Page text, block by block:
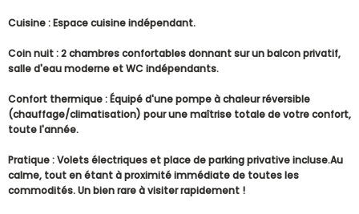
Cuisine : Espace cuisine indépendant.
Coin nuit : 2 chambres confortables donnant sur un balcon privatif,
salle d'eau moderne et WC indépendants.
Confort thermique : Équipé d'une pompe à chaleur réversible
(chauffage/climatisation) pour une maîtrise totale de votre confort,
toute l'année.
Pratique : Volets électriques et place de parking privative incluse.Au
calme, tout en étant à proximité immédiate de toutes les
commodités. Un bien rare à visiter rapidement !